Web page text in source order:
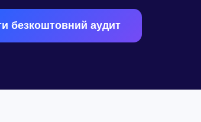
безкоштовний аудит